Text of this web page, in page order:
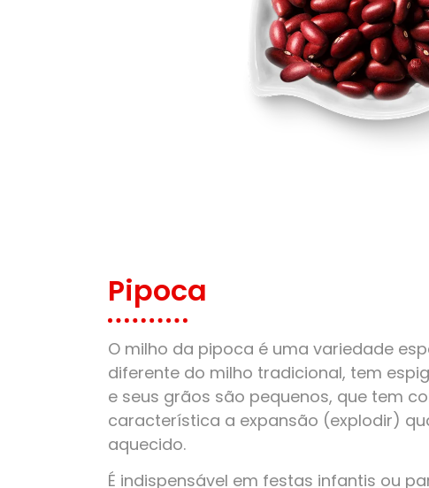
Pipoca
O milho da pipoca é uma variedade
diferente do milho tradicional, tem
e seus grãos são pequenos, que tem
característica a expansão (explodir)
aquecido.
É indispensável em festas infantis ou